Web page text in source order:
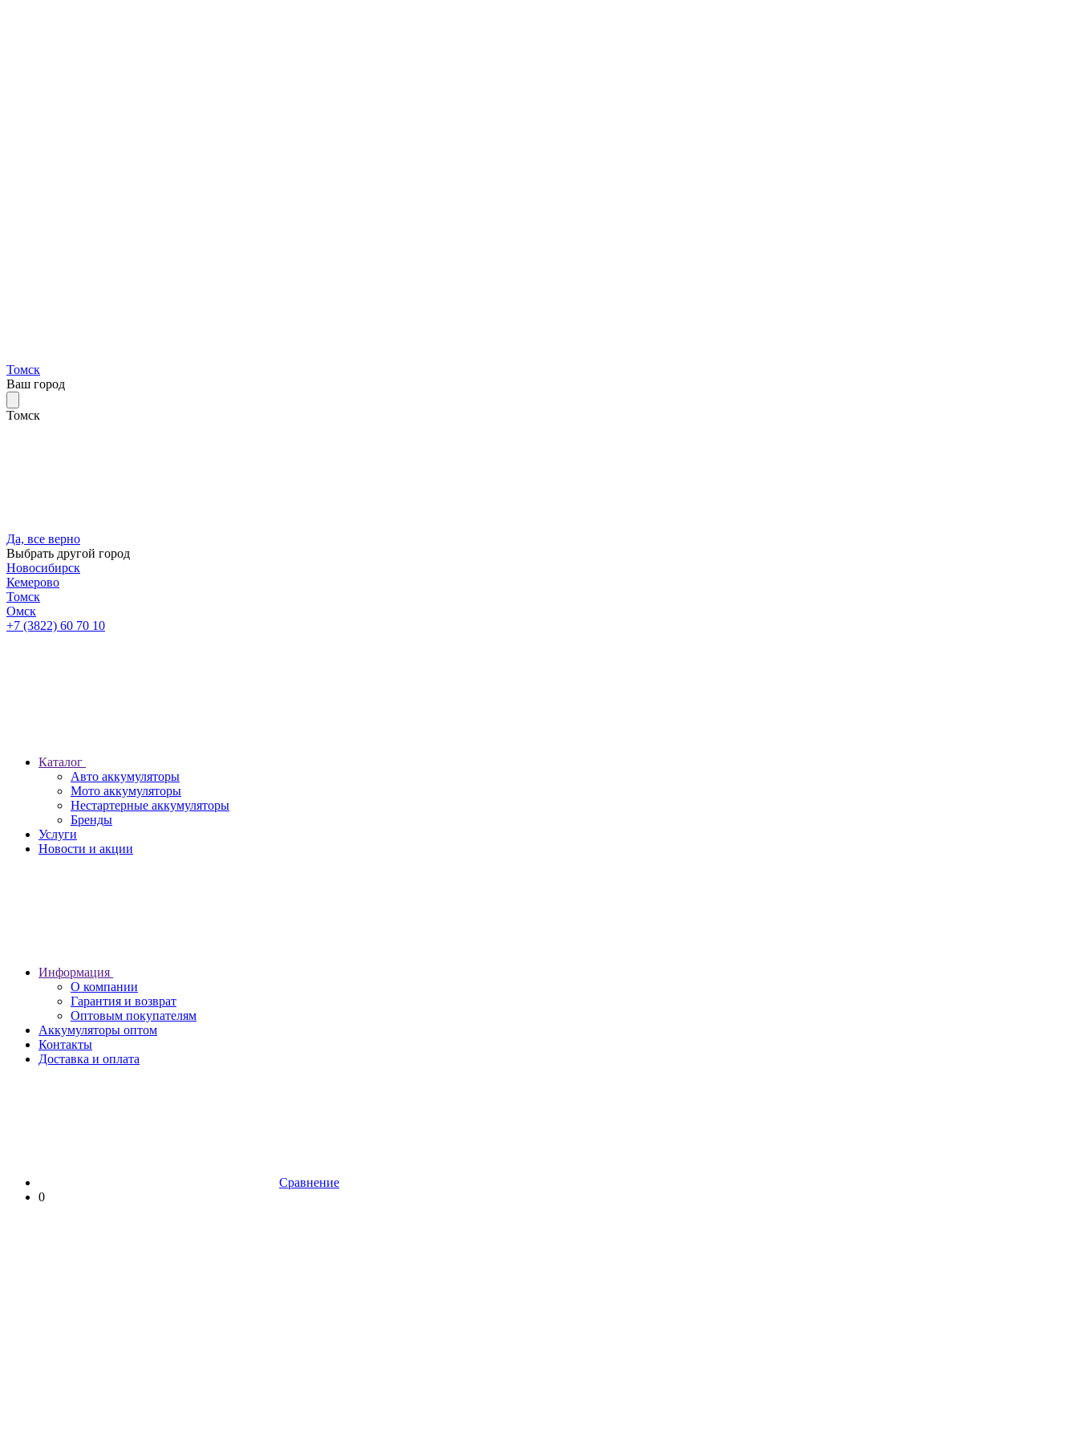
Томск
Ваш город
Томск
Да, все верно
Выбрать другой город
Новосибирск
Кемерово
Томск
Омск
+7 (3822) 60 70 10
Каталог
Авто аккумуляторы
Мото аккумуляторы
Нестартерные аккумуляторы
Бренды
Услуги
Новости и акции
Информация
О компании
Гарантия и возврат
Оптовым покупателям
Аккумуляторы оптом
Контакты
Доставка и оплата
Сравнение
0